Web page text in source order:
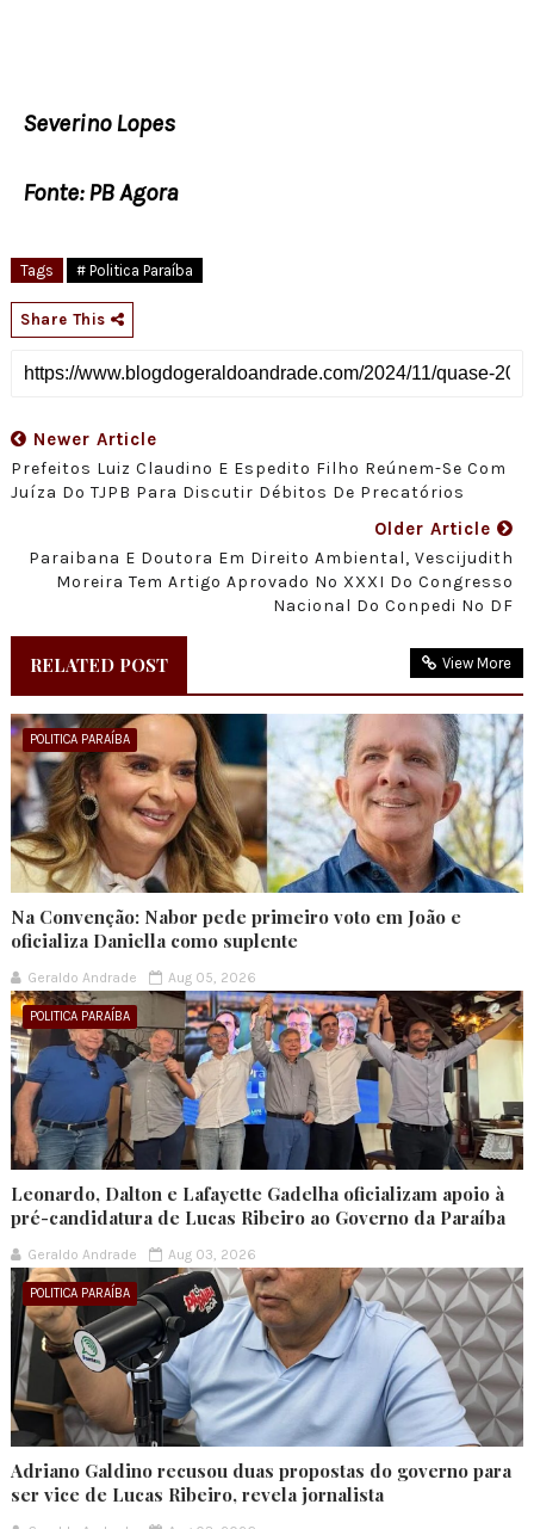
Severino Lopes
Fonte: PB Agora
Tags # Politica Paraíba
Share This
Newer Article
Prefeitos Luiz Claudino E Espedito Filho Reúnem-Se Com
Juíza Do TJPB Para Discutir Débitos De Precatórios
Older Article
Paraibana E Doutora Em Direito Ambiental, Vescijudith
Moreira Tem Artigo Aprovado No XXXI Do Congresso
Nacional Do Conpedi No DF
RELATED POST View More
POLITICA PARAÍBA
Na Convenção: Nabor pede primeiro voto em João e
oficializa Daniella como suplente
Geraldo Andrade Aug 05, 2026
POLITICA PARAÍBA
Leonardo, Dalton e Lafayette Gadelha oficializam apoio à
pré-candidatura de Lucas Ribeiro ao Governo da Paraíba
Geraldo Andrade Aug 03, 2026
POLITICA PARAÍBA
Adriano Galdino recusou duas propostas do governo para
ser vice de Lucas Ribeiro, revela jornalista